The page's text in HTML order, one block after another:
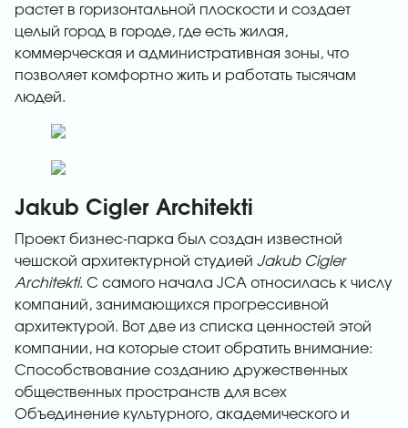
растет в горизонтальной плоскости и создает
целый город в городе, где есть жилая,
коммерческая и административная зоны, что
позволяет комфортно жить и работать тысячам
людей.
Jakub Cigler Architekti
Проект бизнес-парка был создан известной
чешской архитектурной студией Jakub Cigler
Architekti. С самого начала JCA относилась к числу
компаний, занимающихся прогрессивной
архитектурой. Вот две из списка ценностей этой
компании, на которые стоит обратить внимание:
Способствование созданию дружественных
общественных пространств для всех
Объединение культурного, академического и